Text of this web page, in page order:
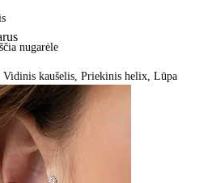
nugarėle
kaušelis, Priekinis helix, Lūpa